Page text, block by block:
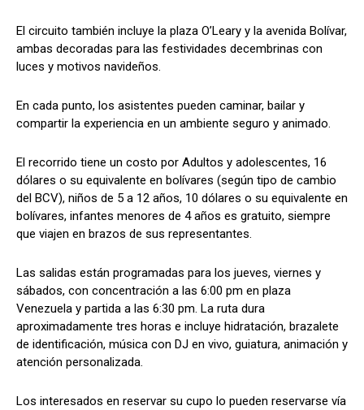
El circuito también incluye la plaza O’Leary y la avenida Bolívar,
ambas decoradas para las festividades decembrinas con
luces y motivos navideños.
En cada punto, los asistentes pueden caminar, bailar y
compartir la experiencia en un ambiente seguro y animado.
El recorrido tiene un costo por Adultos y adolescentes, 16
dólares o su equivalente en bolívares (según tipo de cambio
del BCV), niños de 5 a 12 años, 10 dólares o su equivalente en
bolívares, infantes menores de 4 años es gratuito, siempre
que viajen en brazos de sus representantes.
Las salidas están programadas para los jueves, viernes y
sábados, con concentración a las 6:00 pm en plaza
Venezuela y partida a las 6:30 pm. La ruta dura
aproximadamente tres horas e incluye hidratación, brazalete
de identificación, música con DJ en vivo, guiatura, animación y
atención personalizada.
Los interesados en reservar su cupo lo pueden reservarse vía